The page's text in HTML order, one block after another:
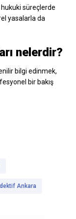
hukuki süreçlerde
yasalarla da
nelerdir?
bilgi edinmek,
bir bakış
Ankara